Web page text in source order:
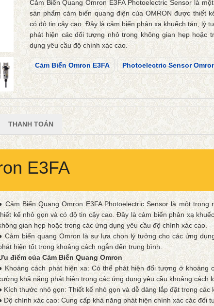
Cảm Biến Quang Omron E3FA Photoelectric Sensor là
sản phẩm cảm biến quang điện của OMRON được thiết
có độ tin cậy cao. Đây là cảm biến phản xạ khuếch tán, lý
phát hiện các đối tượng nhỏ trong không gian hẹp hoặc
dụng yêu cầu độ chính xác cao.
Cảm Biến Omron E3FA Photoelectric Sensor
THANH TOÁN
E3FA
Cảm Biến Quang Omron E3FA Photoelectric Sensor là một
kế nhỏ gọn và có độ tin cậy cao. Đây là cảm biến phản xạ
gian hẹp hoặc trong các ứng dụng yêu cầu độ chính xác cao.
Cảm biến quang Omron là sự lựa chọn lý tưởng cho các ứng
hiện tốt trong khoảng cách ngắn đến trung bình.
điểm của Cảm Biến Quang Omron
Khoảng cách phát hiện xa: Có thể phát hiện đối tượng ở
khả năng phát hiện trong các ứng dụng yêu cầu khoảng cách
Kích thước nhỏ gọn: Thiết kế nhỏ gọn và dễ dàng lắp đặt trong các
Độ chính xác cao: Cung cấp khả năng phát hiện chính xác các đối